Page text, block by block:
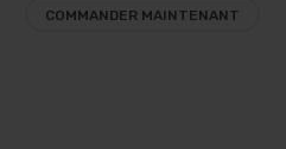
COMMANDER MAINTENANT